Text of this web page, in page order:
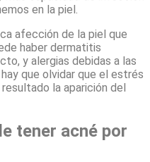
en la piel.
afección de la piel que
haber dermatitis
y alergias debidas a las
que olvidar que el estrés
la aparición del
tener acné por